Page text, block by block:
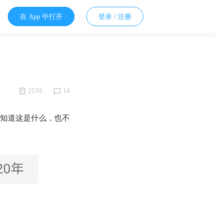
在 App 中打开 登录 / 注册
2539 14
道这是什么，也不